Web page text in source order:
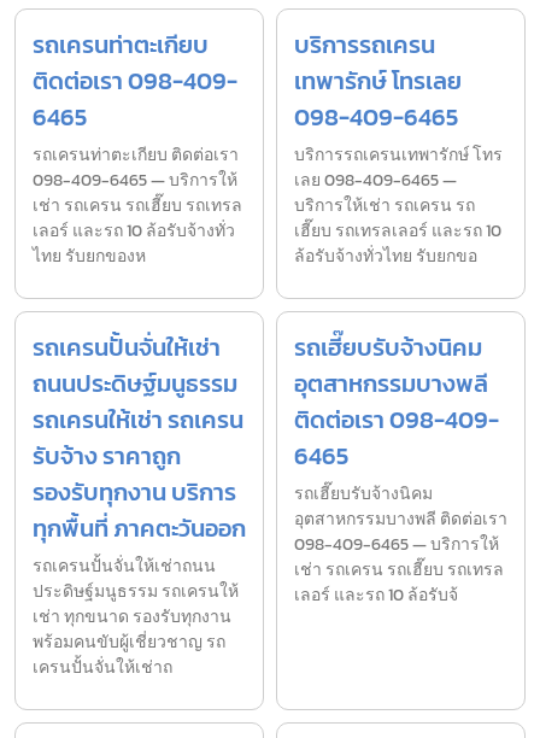
รถเครนท่าตะเกียบ
ติดต่อเรา 098-409-
6465
รถเครนท่าตะเกียบ ติดต่อเรา
098-409-6465 — บริการให้
เช่า รถเครน รถเฮี๊ยบ รถเทรล
เลอร์ และรถ 10 ล้อรับจ้างทั่ว
ไทย รับยกของห
บริการรถเครน
เทพารักษ์ โทรเลย
098-409-6465
บริการรถเครนเทพารักษ์ โทร
เลย 098-409-6465 —
บริการให้เช่า รถเครน รถ
เฮี๊ยบ รถเทรลเลอร์ และรถ 10
ล้อรับจ้างทั่วไทย รับยกขอ
รถเครนปั้นจั่นให้เช่า
ถนนประดิษฐ์มนูธรรม
รถเครนให้เช่า รถเครน
รับจ้าง ราคาถูก
รองรับทุกงาน บริการ
ทุกพื้นที่ ภาคตะวันออก
รถเครนปั้นจั่นให้เช่าถนน
ประดิษฐ์มนูธรรม รถเครนให้
เช่า ทุกขนาด รองรับทุกงาน
พร้อมคนขับผู้เชี่ยวชาญ รถ
เครนปั้นจั่นให้เช่าถ
รถเฮี๊ยบรับจ้างนิคม
อุตสาหกรรมบางพลี
ติดต่อเรา 098-409-
6465
รถเฮี๊ยบรับจ้างนิคม
อุตสาหกรรมบางพลี ติดต่อเรา
098-409-6465 — บริการให้
เช่า รถเครน รถเฮี๊ยบ รถเทรล
เลอร์ และรถ 10 ล้อรับจ้